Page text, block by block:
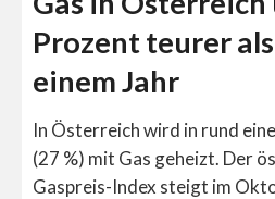
Prozent teurer
einem Jahr
In Österreich wird in rund
(27 %) mit Gas geheizt. Der
Gaspreis-Index steigt im